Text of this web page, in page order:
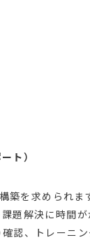
ト）
を求められま
題解決に時間
認、トレーニ